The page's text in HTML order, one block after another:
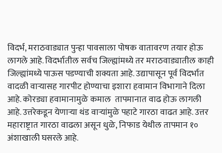
विदर्भ, मराठवाड्यात पुन्हा पावसाला पोषक वातावरण तयार होऊ
लागले आहे. विदर्भातील सर्वच जिल्ह्यांमध्ये तर मराठवाड्यातील काही
जिल्ह्यांमध्ये पाऊस पडण्याची शक्यता आहे. उद्यापासून पूर्व विदर्भात
वादळी वाऱ्यासह गारपीट होण्याचा इशारा हवामान विभागाने दिला
आहे. कोरड्या हवामानामुळे कमाल तापमानात वाढ होऊ लागली
आहे. उत्तरेकडून येणाऱ्या थंड वाऱ्यांमुळे पहाटे गारठा वाढत आहे. उत्तर
महाराष्ट्रात गारठा वाढला असून धुळे, निफाड येथील तापमान १०
अंशाखाली घसरले आहे.